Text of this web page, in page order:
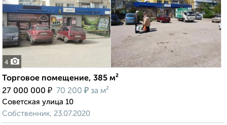
4
Торговое помещение, 385 м²
27 000 000 ₽ 70 200 ₽ за м²
Советская улица 10
Собственник, 23.07.2020